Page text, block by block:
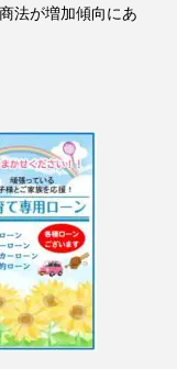
法が増加傾向にあ